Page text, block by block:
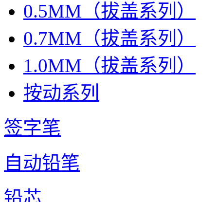
0.5MM（拔盖系列）
0.7MM（拔盖系列）
1.0MM（拔盖系列）
按动系列
签字笔
自动铅笔